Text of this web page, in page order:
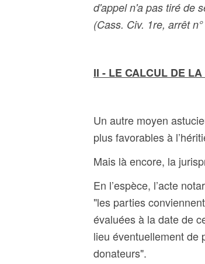
d'appel n'a pas tiré de
(Cass. Civ. 1re, arrêt
II - LE CALCUL DE LA
Un autre moyen
plus favorables à
Mais là encore, la
En l’espèce, l’acte
"les parties
évaluées à la date de
lieu éventuellement de
donateurs".